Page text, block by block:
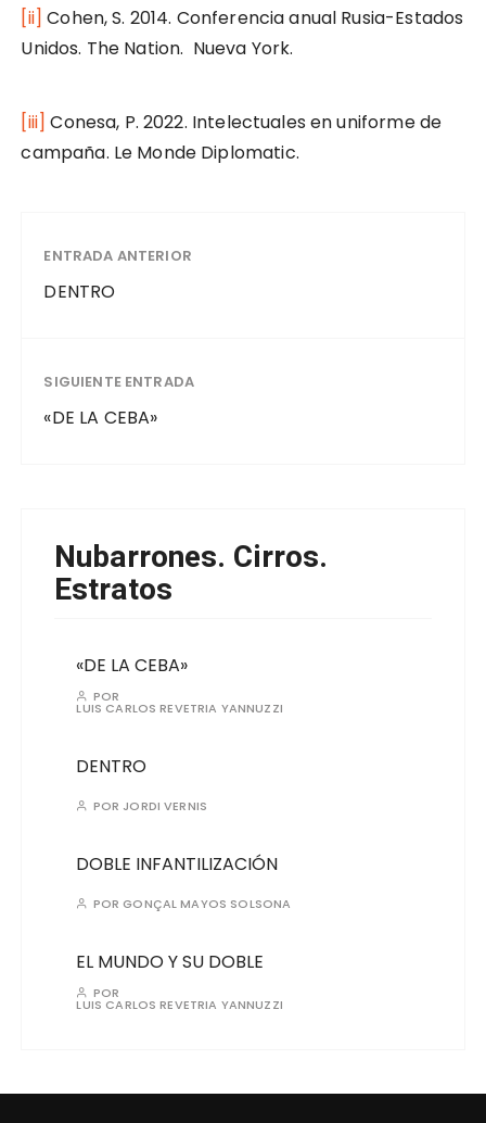
[ii] Cohen, S. 2014. Conferencia anual Rusia-Estados
Unidos. The Nation. Nueva York.
[iii] Conesa, P. 2022. Intelectuales en uniforme de
campaña. Le Monde Diplomatic.
ENTRADA ANTERIOR
DENTRO
SIGUIENTE ENTRADA
«DE LA CEBA»
Nubarrones. Cirros.
Estratos
«DE LA CEBA»
POR
LUIS CARLOS REVETRIA YANNUZZI
DENTRO
POR JORDI VERNIS
DOBLE INFANTILIZACIÓN
PORGONÇAL MAYOS SOLSONA
EL MUNDO Y SU DOBLE
POR
LUIS CARLOS REVETRIA YANNUZZI